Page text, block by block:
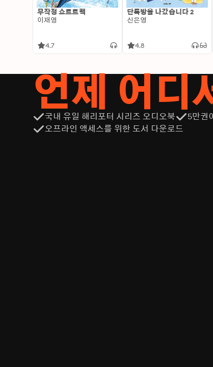
무작정 쇼트트랙
이재영
4.7
단톡방을 나갔습니다 2
신은영
4.8
언제 어디
국내 유일 해리포터 시리즈 오디오북 5만권
오프라인 액세스를 위한 도서 다운로드